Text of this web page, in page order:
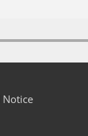
Notice